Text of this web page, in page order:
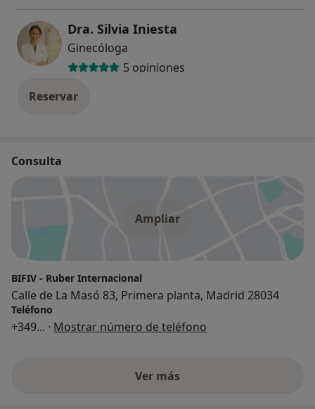
Dra. Silvia Iniesta
Ginecóloga
5 opiniones
Reservar
Consulta
Ampliar
BIFIV - Ruber Internacional
Calle de La Masó 83, Primera planta, Madrid 28034
Teléfono
+349... · Mostrar número de teléfono
Ver más